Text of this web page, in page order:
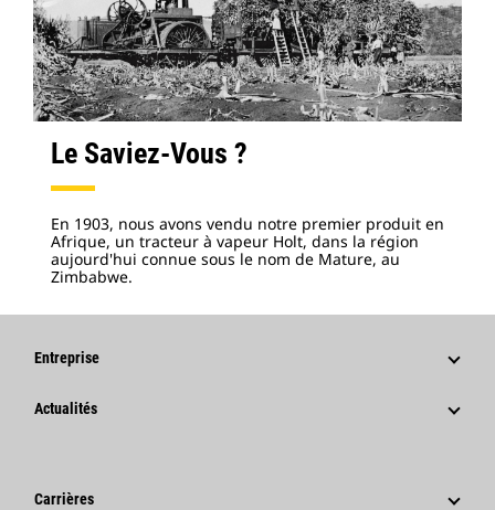
Le Saviez-Vous ?
En 1903, nous avons vendu notre premier produit en
Afrique, un tracteur à vapeur Holt, dans la région
aujourd'hui connue sous le nom de Mature, au
Zimbabwe.
Entreprise
Stratégie
Actualités
Communiqués De Presse De L'entreprise
Carrières